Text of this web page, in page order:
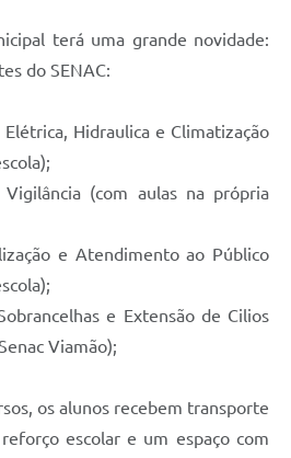
terá uma grande novidade:
do SENAC:
Hidraulica e Climatização
(com aulas na própria
e Atendimento ao Público
e Extensão de Cilios
Viamão);
os alunos recebem transporte
escolar e um espaço com